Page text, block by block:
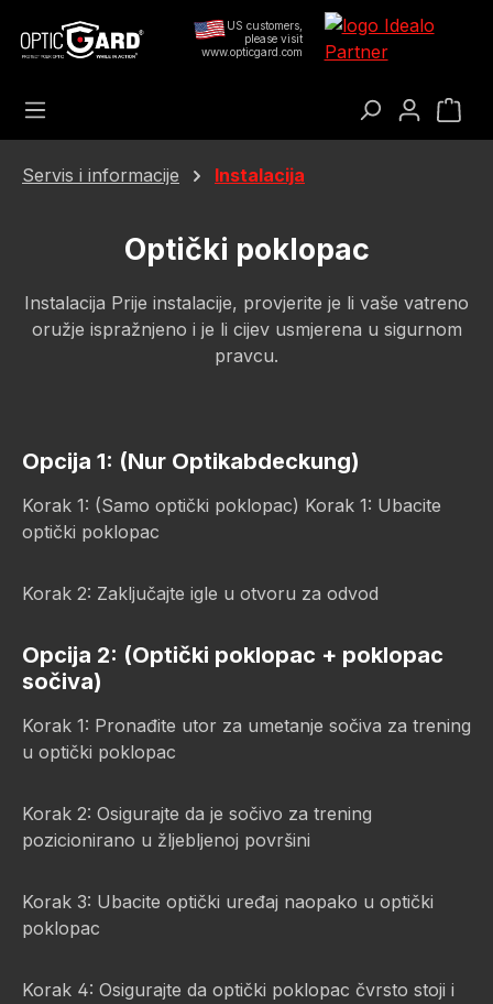
Preskoči na glavni sadržaj US customers,
please visit
www.opticgard.com
Servis i informacije Instalacija
Optički poklopac
Instalacija Prije instalacije, provjerite je li vaše vatreno
oružje ispražnjeno i je li cijev usmjerena u sigurnom
pravcu.
Opcija 1: (Nur Optikabdeckung)
Korak 1: (Samo optički poklopac) Korak 1: Ubacite
optički poklopac
Korak 2: Zaključajte igle u otvoru za odvod
Opcija 2: (Optički poklopac + poklopac
sočiva)
Korak 1: Pronađite utor za umetanje sočiva za trening
u optički poklopac
Korak 2: Osigurajte da je sočivo za trening
pozicionirano u žljebljenoj površini
Korak 3: Ubacite optički uređaj naopako u optički
poklopac
Korak 4: Osigurajte da optički poklopac čvrsto stoji i